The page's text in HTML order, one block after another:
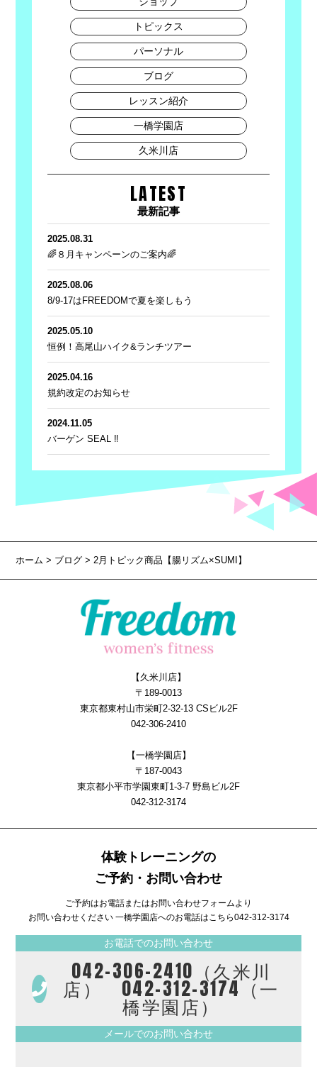
トピックス
パーソナル
ブログ
レッスン紹介
一橋学園店
久米川店
LATEST
最新記事
2025.08.31
🌈８月キャンペーンのご案内🌈
2025.08.06
8/9-17はFREEDOMで夏を楽しもう
2025.05.10
恒例！高尾山ハイク&ランチツアー
2025.04.16
規約改定のお知らせ
2024.11.05
バーゲン SEAL ‼
ホーム> ブログ > 2月トピック商品【腸リズム×SUMI】
【久米川店】
〒189-0013
東京都東村山市栄町2-32-13 CSビル2F
042-306-2410
【一橋学園店】
〒187-0043
東京都小平市学園東町1-3-7 野島ビル2F
042-312-3174
体験トレーニングの
ご予約・お問い合わせ
ご予約はお電話またはお問い合わせフォームより
お問い合わせください 一橋学園店へのお電話はこちら042-312-3174
お電話でのお問い合わせ
042-306-2410（久米川
店） 042-312-3174（一
橋学園店）
メールでのお問い合わせ